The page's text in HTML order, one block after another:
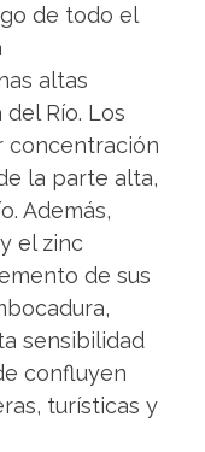
de todo el
altas
Río. Los
concentración
la parte alta,
Además,
el zinc
de sus
sensibilidad
confluyen
turísticas y